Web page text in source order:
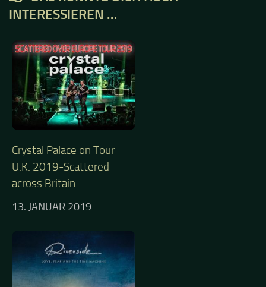
INTERESSIEREN …
Crystal Palace on Tour
U.K. 2019-Scattered
across Britain
13. JANUAR 2019